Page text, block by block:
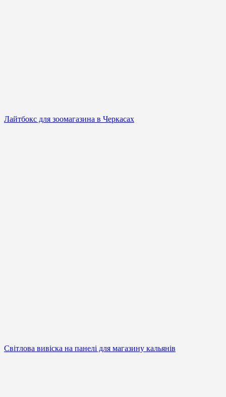
Лайтбокс для зоомагазина в Черкасах
Світлова вивіска на панелі для магазину кальянів